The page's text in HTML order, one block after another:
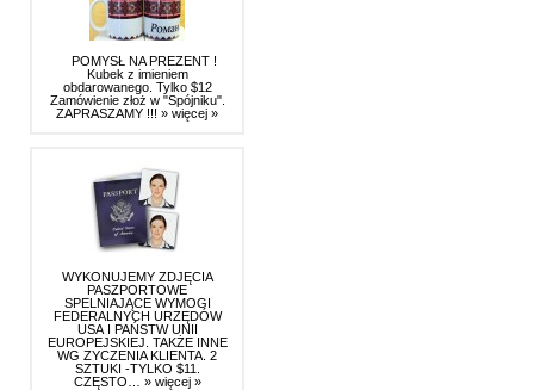
POMYSŁ NA PREZENT !
Kubek z imieniem
obdarowanego. Tylko $12
Zamówienie złoż w "Spójniku".
ZAPRASZAMY !!! » więcej »
WYKONUJEMY ZDJĘCIA
PASZPORTOWE
SPELNIAJĄCE WYMOGI
FEDERALNYCH URZĘDÓW
USA I PAŃSTW UNII
EUROPEJSKIEJ. TAKŻE INNE
WG ZYCZENIA KLIENTA. 2
SZTUKI -TYLKO $11.
CZĘSTO… » więcej »